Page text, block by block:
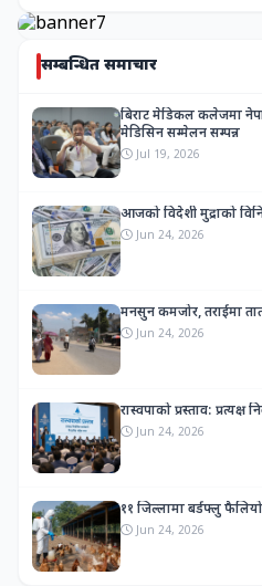
सम्बन्धित समाचार
बिराट मेडिकल कलेजमा
मेडिसिन सम्मेलन सम्पन्न
Jul 19, 2026
आजको विदेशी मुद्राको
Jun 24, 2026
मनसुन कमजोर, तराईमा
Jun 24, 2026
रास्वपाको प्रस्ताव: प्रत्यक्ष
Jun 24, 2026
११ जिल्लामा बर्डफ्लु
Jun 24, 2026